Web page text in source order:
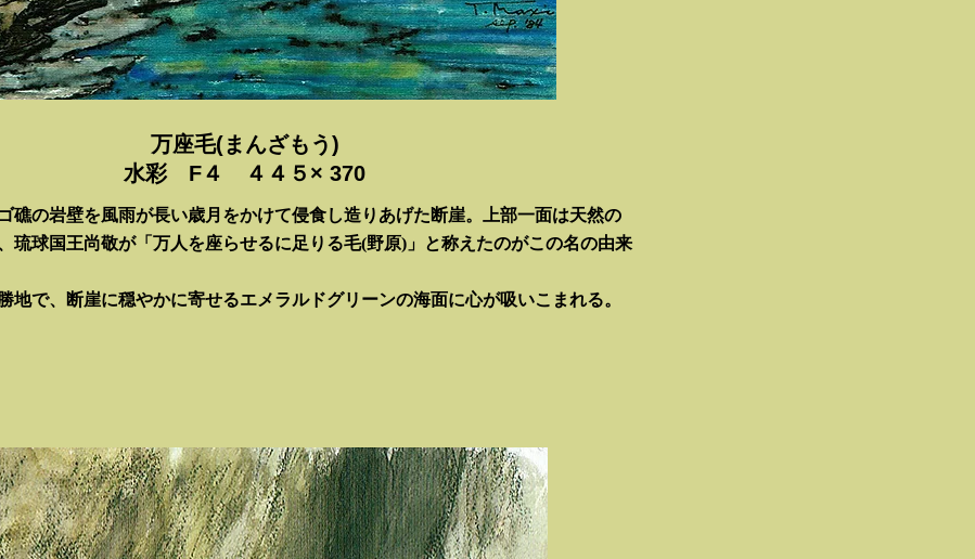
万座毛(まんざもう)
水彩 F４ ４４５× 370
礁の岩壁を風雨が長い歳月をかけて侵食し造りあげた断崖。上部一面は天然の
琉球国王尚敬が「万人を座らせるに足りる毛(野原)」と称えたのがこの名の由来
地で、断崖に穏やかに寄せるエメラルドグリーンの海面に心が吸いこまれる。